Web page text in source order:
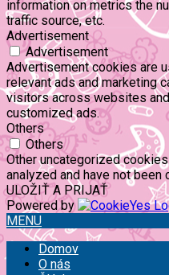
information on metrics the
traffic source, etc.
Advertisement
Advertisement
Advertisement cookies are
relevant ads and marketing
visitors across websites
customized ads.
Others
Others
Other uncategorized
analyzed and have not
ULOŽIŤ A PRIJAŤ
Powered by
MENU
Domov
O nás